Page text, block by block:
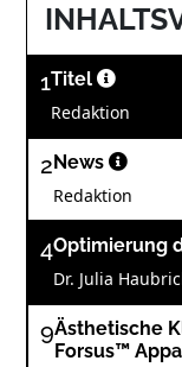
1Titel
Redaktion
2 News
Redaktion
4Optimierung
Dr. Julia
9Ästhetische
Forsus™